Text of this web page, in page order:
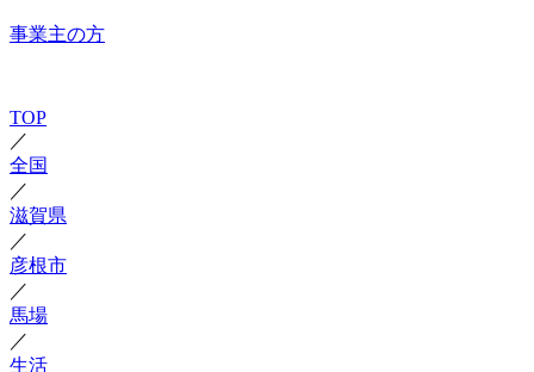
事業主の方
TOP
／
全国
／
滋賀県
／
彦根市
／
馬場
／
生活